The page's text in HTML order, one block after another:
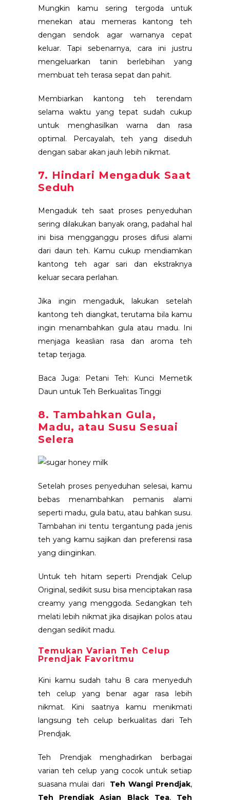
Mungkin kamu sering tergoda untuk
menekan atau memeras kantong teh
dengan sendok agar warnanya cepat
keluar. Tapi sebenarnya, cara ini justru
mengeluarkan tanin berlebihan yang
membuat teh terasa sepat dan pahit.
Membiarkan kantong teh terendam
selama waktu yang tepat sudah cukup
untuk menghasilkan warna dan rasa
optimal. Percayalah, teh yang diseduh
dengan sabar akan jauh lebih nikmat.
7. Hindari Mengaduk Saat
Seduh
Mengaduk teh saat proses penyeduhan
sering dilakukan banyak orang, padahal hal
ini bisa mengganggu proses difusi alami
dari daun teh. Kamu cukup mendiamkan
kantong teh agar sari dan ekstraknya
keluar secara perlahan.
Jika ingin mengaduk, lakukan setelah
kantong teh diangkat, terutama bila kamu
ingin menambahkan gula atau madu. Ini
menjaga keaslian rasa dan aroma teh
tetap terjaga.
Baca Juga: Petani Teh: Kunci Memetik
Daun untuk Teh Berkualitas Tinggi
8. Tambahkan Gula,
Madu, atau Susu Sesuai
Selera
Setelah proses penyeduhan selesai, kamu
bebas menambahkan pemanis alami
seperti madu, gula batu, atau bahkan susu.
Tambahan ini tentu tergantung pada jenis
teh yang kamu sajikan dan preferensi rasa
yang diinginkan.
Untuk teh hitam seperti Prendjak Celup
Original, sedikit susu bisa menciptakan rasa
creamy yang menggoda. Sedangkan teh
melati lebih nikmat jika disajikan polos atau
dengan sedikit madu.
Temukan Varian Teh Celup
Prendjak Favoritmu
Kini kamu sudah tahu 8 cara menyeduh
teh celup yang benar agar rasa lebih
nikmat. Kini saatnya kamu menikmati
langsung teh celup berkualitas dari Teh
Prendjak.
Teh Prendjak menghadirkan berbagai
varian teh celup yang cocok untuk setiap
suasana mulai dari Teh Wangi Prendjak,
Teh Prendjak Asian Black Tea, Teh